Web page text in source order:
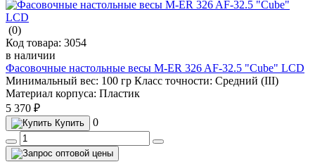
(0)
Код товара: 3054
в наличии
Фасовочные настольные весы M-ER 326 AF-32.5 "Cube" LCD
Минимальный вес: 100 гр Класс точности: Средний (III)
Материал корпуса: Пластик
5 370 ₽
Купить 0